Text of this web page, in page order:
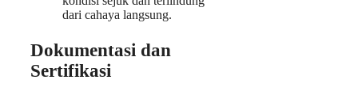
dari cahaya langsung.
Dokumentasi dan
Sertifikasi